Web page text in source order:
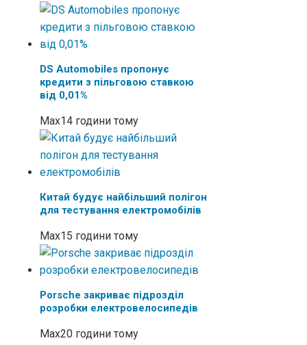
DS Automobiles пропонує
кредити з пільговою ставкою
від 0,01%
Max14 години тому
Китай будує найбільший полігон
для тестування електромобілів
Max15 години тому
Porsche закриває підрозділ
розробки електровелосипедів
Max20 години тому